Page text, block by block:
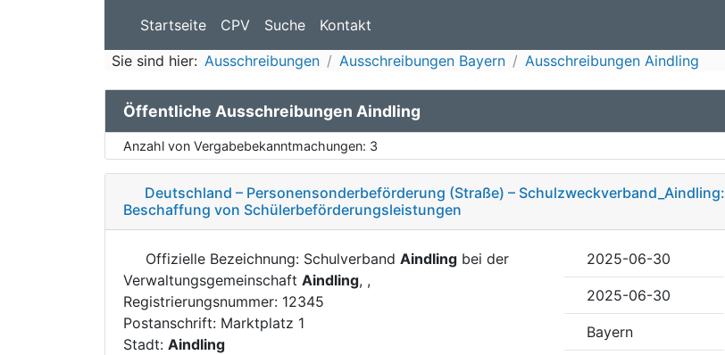
Startseite CPV Suche Kontakt
Sie sind hier: Ausschreibungen Ausschreibungen Bayern Ausschreibungen Aindling
Öffentliche Ausschreibungen Aindling
Anzahl von Vergabebekanntmachungen: 3
Deutschland – Personensonderbeförderung (Straße) – Schulzweckverband_Aindling:
Beschaffung von Schülerbeförderungsleistungen
Offizielle Bezeichnung: Schulverband Aindling bei der
Verwaltungsgemeinschaft Aindling, ,
Registrierungsnummer: 12345
Postanschrift: Marktplatz 1
Stadt: Aindling
2025-06-30
2025-06-30
Bayern